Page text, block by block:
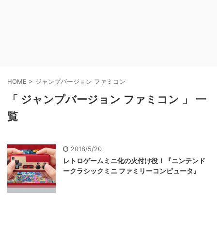
HOME > ジャンプバージョン ファミコン
「 ジャンプバージョン ファミコン 」 一
覧
2018/5/20
レトロゲームミニ化の火付け役！『ニンテンド
ークラシックミニ ファミリーコンピュータ』